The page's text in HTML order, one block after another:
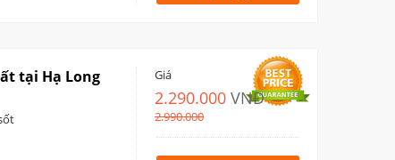
tại Hạ Long Giá
2.290.000 VNĐ
2.990.000